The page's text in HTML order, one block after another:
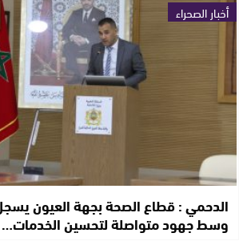
أخبار الصحراء
الدحمي : قطاع الصحة بجهة العيون
وسط جهود متواصلة لتحسين الخدمات…